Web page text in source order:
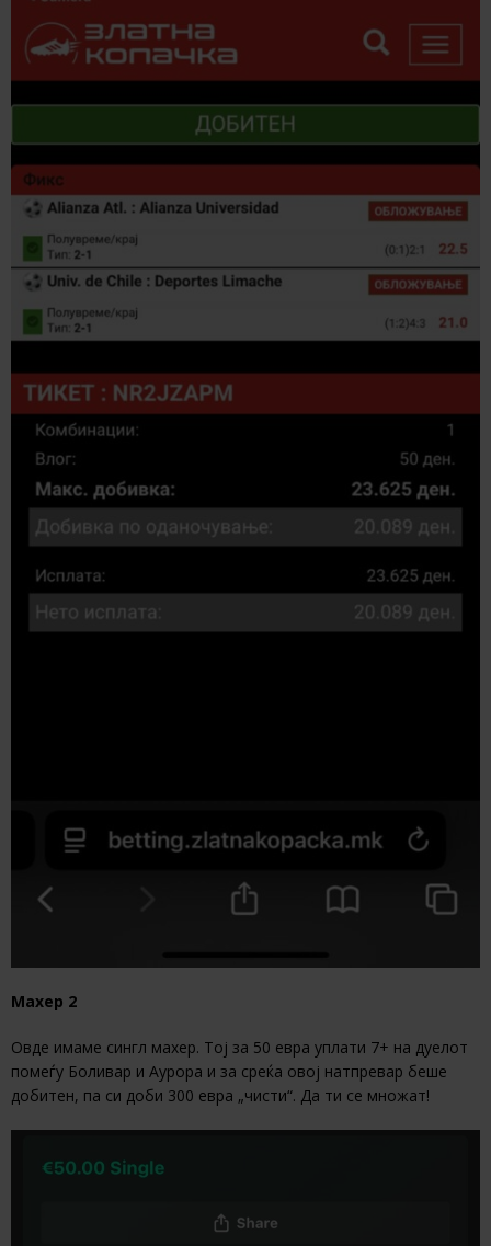
Махер 2
Овде имаме сингл махер. Тој за 50 евра уплати 7+ на дуелот
помеѓу Боливар и Аурора и за среќа овој натпревар беше
добитен, па си доби 300 евра „чисти“. Да ти се множат!